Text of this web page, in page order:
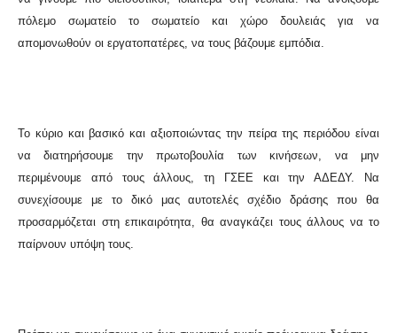
πόλεμο σωματείο το σωματείο και χώρο δουλειάς για να
απομονωθούν οι εργατοπατέρες, να τους βάζουμε εμπόδια.
Το κύριο και βασικό και αξιοποιώντας την πείρα της περιόδου είναι
να διατηρήσουμε την πρωτοβουλία των κινήσεων, να μην
περιμένουμε από τους άλλους, τη ΓΣΕΕ και την ΑΔΕΔΥ. Να
συνεχίσουμε με το δικό μας αυτοτελές σχέδιο δράσης που θα
προσαρμόζεται στη επικαιρότητα, θα αναγκάζει τους άλλους να το
παίρνουν υπόψη τους.